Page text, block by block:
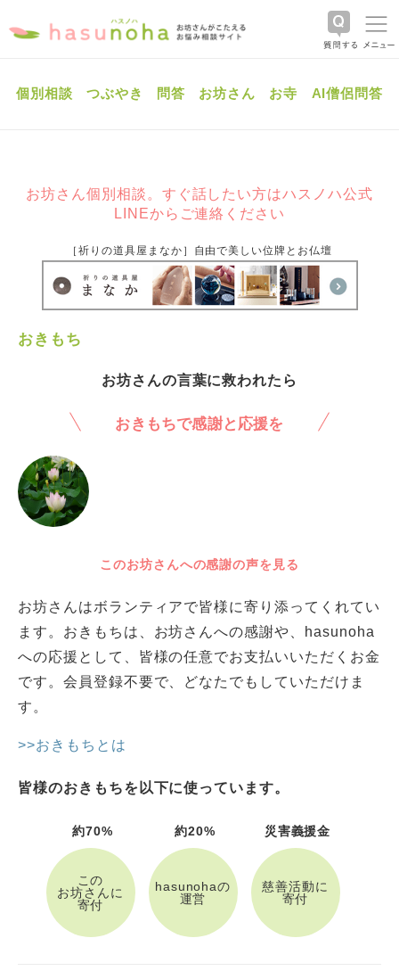
個別相談 つぶやき 問答 お坊さん お寺 AI僧侶問答
お坊さん個別相談。すぐ話したい方はハスノハ公式
LINEからご連絡ください
［祈りの道具屋まなか］自由で美しい位牌とお仏壇
おきもち
お坊さんの言葉に救われたら
おきもちで感謝と応援を
このお坊さんへの感謝の声を見る
お坊さんはボランティアで皆様に寄り添ってくれてい
ます。おきもちは、お坊さんへの感謝や、hasunoha
への応援として、皆様の任意でお支払いいただくお金
です。会員登録不要で、どなたでもしていただけま
す。
>>おきもちとは
皆様のおきもちを以下に使っています。
約70%
この
お坊さんに
寄付
約20%
hasunohaの
運営
災害義援金
慈善活動に
寄付